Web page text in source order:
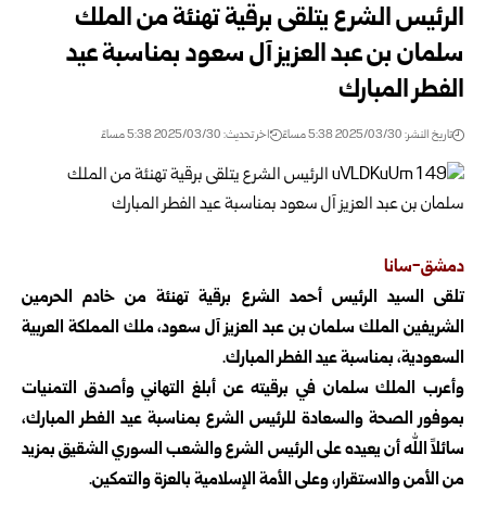
الرئيس الشرع يتلقى برقية تهنئة من الملك
سلمان بن عبد العزيز آل سعود بمناسبة عيد
الفطر المبارك
تاريخ النشر: 2025/03/30 5:38 مساءً اخر تحديث: 2025/03/30 5:38 مساءً
دمشق-سانا
تلقى السيد الرئيس أحمد الشرع برقية تهنئة من خادم الحرمين
الشريفين الملك سلمان بن عبد العزيز آل سعود، ملك المملكة العربية
السعودية، بمناسبة عيد الفطر المبارك.
وأعرب الملك سلمان في برقيته عن أبلغ التهاني وأصدق التمنيات
بموفور الصحة والسعادة للرئيس الشرع بمناسبة عيد الفطر المبارك،
سائلاً الله أن يعيده على الرئيس الشرع والشعب السوري الشقيق بمزيد
من الأمن والاستقرار، وعلى الأمة الإسلامية بالعزة والتمكين.